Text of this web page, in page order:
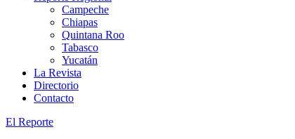
Campeche
Chiapas
Quintana Roo
Tabasco
Yucatán
La Revista
Directorio
Contacto
El Reporte